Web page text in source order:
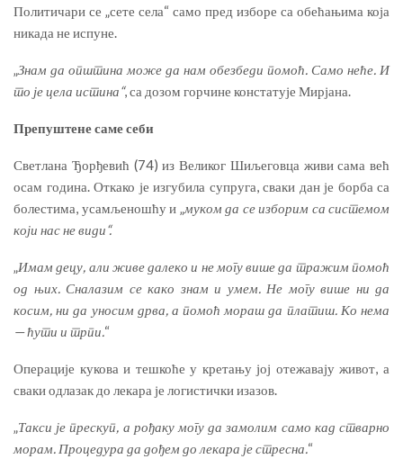
Политичари се „сете села“ само пред изборе са обећањима која
никада не испуне.
„Знам да општина може да нам обезбеди помоћ. Само неће. И
то је цела истина“, са дозом горчине констатује Мирјана.
Препуштенесамесеби
Светлана Ђорђевић (74) из Великог Шиљеговца живи сама већ
осам година. Откако је изгубила супруга, сваки дан је борба са
болестима, усамљеношћу и „муком да се изборим са системом
који нас не види“.
„Имам децу, али живе далеко и не могу више да тражим помоћ
од њих. Сналазим се како знам и умем. Не могу више ни да
косим, ни да уносим дрва, а помоћ мораш да платиш. Ко нема
— ћути и трпи.“
Операције кукова и тешкоће у кретању јој отежавају живот, а
сваки одлазак до лекара је логистички изазов.
„Такси је прескуп, а рођаку могу да замолим само кад стварно
морам. Процедура да дођем до лекара је стресна.“